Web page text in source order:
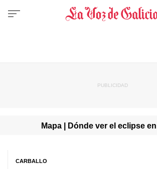
Mapa | Dónde ver el eclipse
CARBALLO